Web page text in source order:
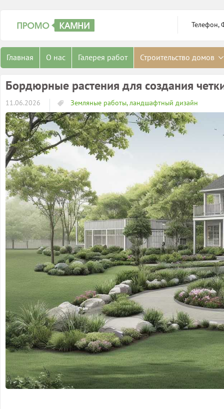
Телефон,
Главная О нас Галерея работ Строительство домов
Бордюрные растения для создания
11.06.2026 Земляные работы, ландшафтный дизайн